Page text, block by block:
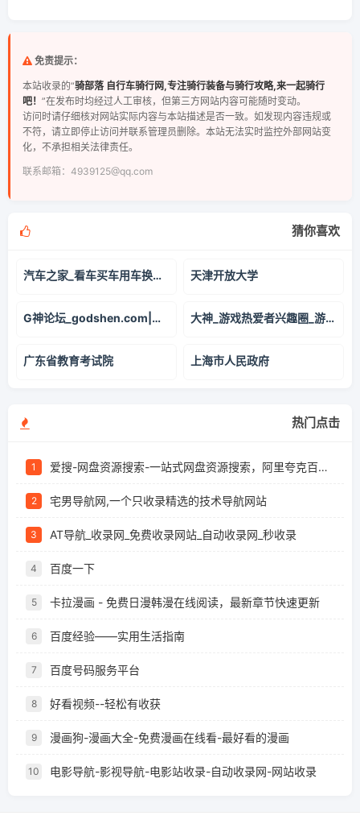
免责提示：
本站收录的“骑部落 自行车骑行网,专注骑行装备与骑行攻略,来一起骑行
吧！ ”在发布时均经过人工审核，但第三方网站内容可能随时变动。
访问时请仔细核对网站实际内容与本站描述是否一致。如发现内容违规或
不符，请立即停止访问并联系管理员删除。本站无法实时监控外部网站变
化，不承担相关法律责任。
联系邮箱：4939125@qq.com
猜你喜欢
汽车之家_看车买车用车换车,省时省心省钱 天津开放大学
G神论坛_godshen.com|绿色软件|破解软件|破解游戏 - 大神_游戏热爱者兴趣圈_游戏社区
广东省教育考试院 上海市人民政府
热门点击
1 爱搜-网盘资源搜索-一站式网盘资源搜索，阿里夸克百度迅雷UC全聚合
2 宅男导航网,一个只收录精选的技术导航网站
3 AT导航_收录网_免费收录网站_自动收录网_秒收录
4 百度一下
5 卡拉漫画 - 免费日漫韩漫在线阅读，最新章节快速更新
6 百度经验——实用生活指南
7 百度号码服务平台
8 好看视频--轻松有收获
9 漫画狗-漫画大全-免费漫画在线看-最好看的漫画
10 电影导航-影视导航-电影站收录-自动收录网-网站收录